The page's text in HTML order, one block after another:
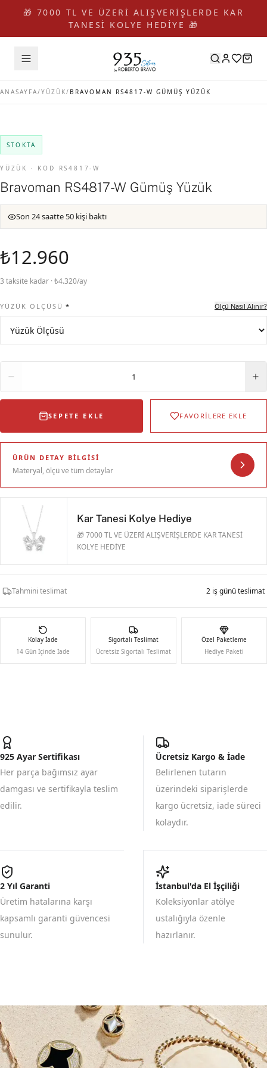
🎁 7000 TL VE ÜZERİ ALIŞVERİŞLERDE KAR
TANESİ KOLYE HEDİYE 🎁
ANASAYFA/YÜZÜK/ BRAVOMAN RS4817-W GÜMÜŞ YÜZÜK
STOKTA
YÜZÜK · KOD RS4817-W
Bravoman RS4817-W Gümüş Yüzük
Son 24 saatte 50 kişi baktı
₺12.960
3 taksite kadar · ₺4.320/ay
YÜZÜK ÖLÇÜSÜ * Ölçü Nasıl Alınır?
1
SEPETE EKLE FAVORİLERE EKLE
ÜRÜN DETAY BILGISI
Materyal, ölçü ve tüm detaylar
Kar Tanesi Kolye Hediye
🎁 7000 TL VE ÜZERİ ALIŞVERİŞLERDE KAR TANESİ
KOLYE HEDİYE
Tahmini teslimat 2 iş günü teslimat
Kolay İade
14 Gün İçinde İade
Sigortalı Teslimat
Ücretsiz Sigortalı Teslimat
Özel Paketleme
Hediye Paketi
925 Ayar Sertifikası
Her parça bağımsız ayar
damgası ve sertifikayla teslim
edilir.
Ücretsiz Kargo & İade
Belirlenen tutarın
üzerindeki siparişlerde
kargo ücretsiz, iade süreci
kolaydır.
2 Yıl Garanti
Üretim hatalarına karşı
kapsamlı garanti güvencesi
sunulur.
İstanbul'da El İşçiliği
Koleksiyonlar atölye
ustalığıyla özenle
hazırlanır.